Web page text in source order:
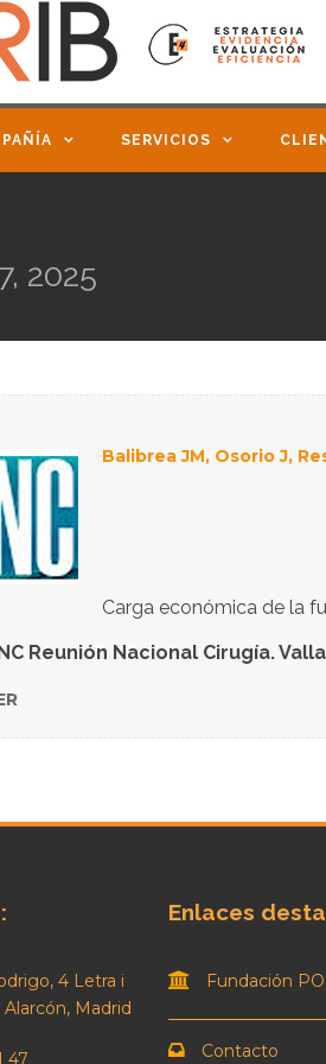
SERVICIOS
2025
Balibrea JM, Osorio J,
Carga económica de la
Reunión Nacional Cirugía.
4 Letra i
Madrid
47
Enlaces
Fundación
Contacto